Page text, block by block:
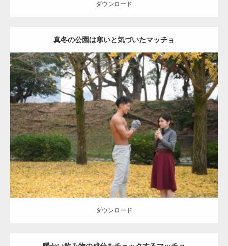
ダウンロード
真冬の公園は寒いと気づいたマッチョ
Update: 2021.07.8
Category:公園のマッチョ その他 AKIHITO(細マッチョ) 上腕三頭筋
肩
ダウンロード
ダウンロード